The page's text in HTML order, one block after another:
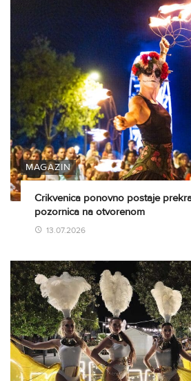
MAGAZIN
Crikvenica ponovno postaje
pozornica na otvorenom
13.07.2026